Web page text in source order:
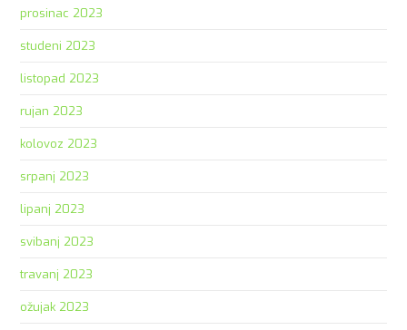
prosinac 2023
studeni 2023
listopad 2023
rujan 2023
kolovoz 2023
srpanj 2023
lipanj 2023
svibanj 2023
travanj 2023
ožujak 2023